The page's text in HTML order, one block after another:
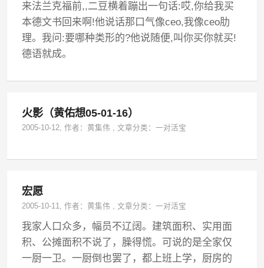
来法兰克福前,,二豆横着蹦出一句话:哎,你给我买
本德文书回来啊!他说话那口气像ceo,我像ceo肋
理。我问:要哪种类形的?他说随便,叫你买你就买!
德语就成。
火影（黄佑想05-01-16）
2005-10-12, 作者：黄集伟 ,文章分类：一对活宝
宏愿
2005-10-11, 作者：黄集伟 ,文章分类：一对活宝
我家人口众多，幅员不辽阔。建筑面积、实用面
积、公摊面积不说了，臊得慌。可说的是全家仅
一厨一卫。一厨倒也罢了，都上班上学，厨房的